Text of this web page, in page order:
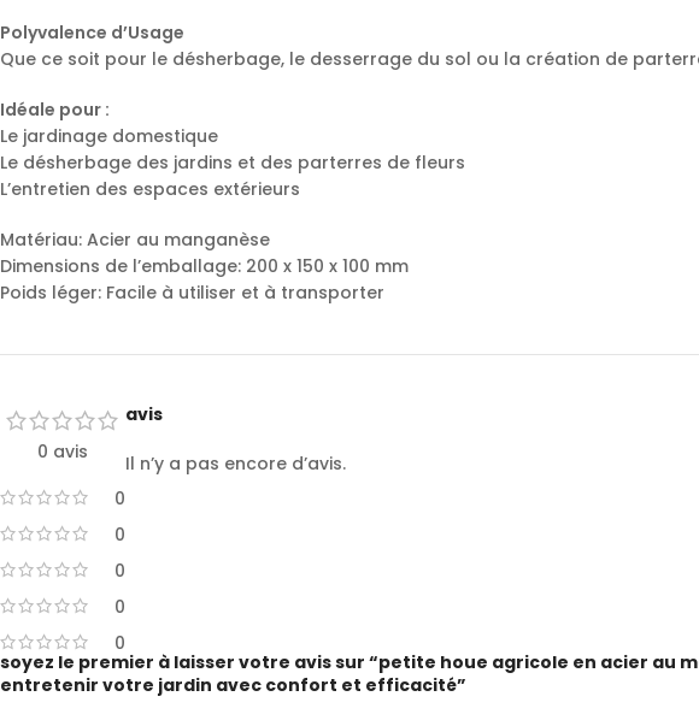
Polyvalence d’Usage
Que ce soit pour le désherbage, le desserrage du sol ou la création de
Idéale pour :
Le jardinage domestique
Le désherbage des jardins et des parterres de fleurs
L’entretien des espaces extérieurs
Matériau: Acier au manganèse
Dimensions de l’emballage: 200 x 150 x 100 mm
Poids léger: Facile à utiliser et à transporter
0 avis
0
0
0
0
0
avis
Il n’y a pas encore d’avis.
soyez le premier à laisser votre avis sur “petite houe agricole en acier
entretenir votre jardin avec confort et efficacité”